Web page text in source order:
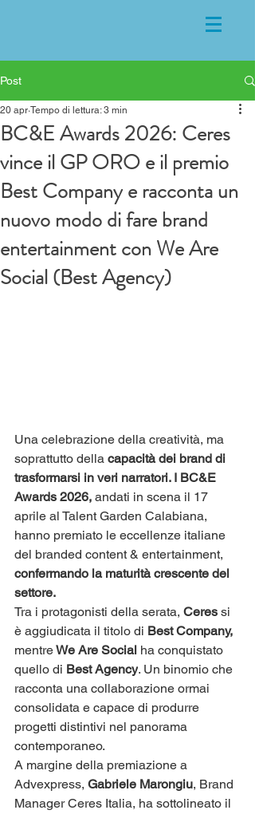
Post
BC&E Awards 2026: Ceres
vince il GP ORO e il premio
Best Company e racconta un
nuovo modo di fare brand
entertainment con We Are
Social (Best Agency)
20 apr Tempo di lettura: 3 min
Una celebrazione della creatività, ma
soprattutto della capacità dei brand di
trasformarsi in veri narratori. I BC&E
Awards 2026, andati in scena il 17
aprile al Talent Garden Calabiana,
hanno premiato le eccellenze italiane
del branded content & entertainment,
confermando la maturità crescente del
settore.
Tra i protagonisti della serata, Ceres si
è aggiudicata il titolo di Best Company,
mentre We Are Social ha conquistato
quello di Best Agency. Un binomio che
racconta una collaborazione ormai
consolidata e capace di produrre
progetti distintivi nel panorama
contemporaneo.
A margine della premiazione a
Advexpress, Gabriele Marongiu, Brand
Manager Ceres Italia, ha sottolineato il